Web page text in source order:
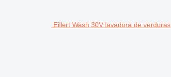
Eillert Wash 30V lavadora de verduras